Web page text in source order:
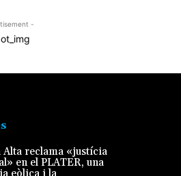
-
Alta reclama «justícia
en el PLATER, una